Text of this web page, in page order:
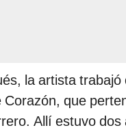
la artista trabajó
Corazón, que
Allí estuvo dos